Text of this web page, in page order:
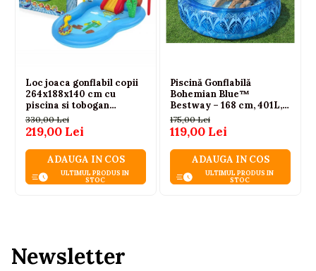
Loc joaca gonflabil copii
264x188x140 cm cu
piscina si tobogan
Bestway
330,00 Lei
219,00 Lei
ADAUGA IN COS
ULTIMUL PRODUS IN
STOC
Piscină Gonflabilă
Bohemian Blue™
Bestway – 168 cm, 401L,
Design Boho
175,00 Lei
119,00 Lei
ADAUGA IN COS
ULTIMUL PRODUS IN
STOC
Newsletter